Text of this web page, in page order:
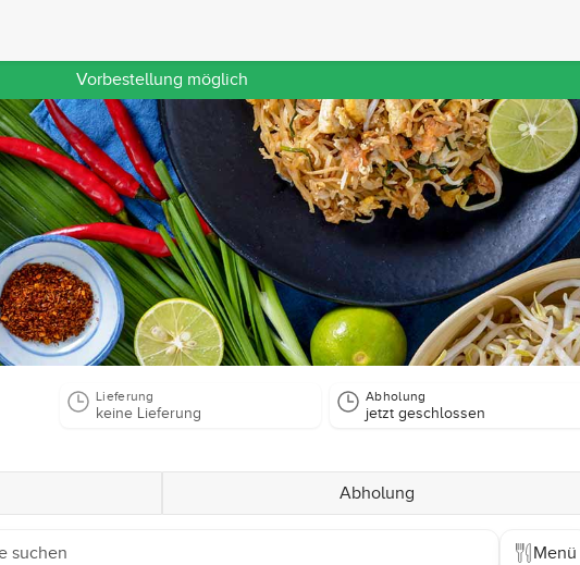
Vorbestellung möglich
Lieferung
keine Lieferung
Abholung
jetzt geschlossen
Abholung
suchen Menü